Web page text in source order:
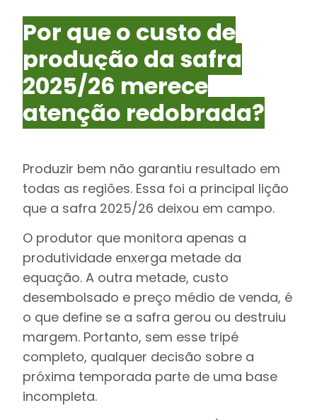
Por que o custo de
produção da safra
2025/26 merece
atenção redobrada?
Produzir bem não garantiu resultado em
todas as regiões. Essa foi a principal lição
que a safra 2025/26 deixou em campo.
O produtor que monitora apenas a
produtividade enxerga metade da
equação. A outra metade, custo
desembolsado e preço médio de venda, é
o que define se a safra gerou ou destruiu
margem. Portanto, sem esse tripé
completo, qualquer decisão sobre a
próxima temporada parte de uma base
incompleta.